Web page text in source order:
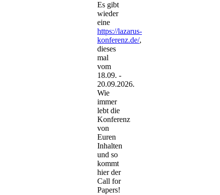
Es gibt
wieder
eine
https://lazarus-
konferenz.de/,
dieses
mal
vom
18.09. -
20.09.2026.
Wie
immer
lebt die
Konferenz
von
Euren
Inhalten
und so
kommt
hier der
Call for
Papers!